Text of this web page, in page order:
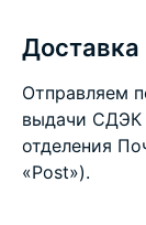
Доставка
Отправляем
выдачи СДЭК
отделения
«Post»).